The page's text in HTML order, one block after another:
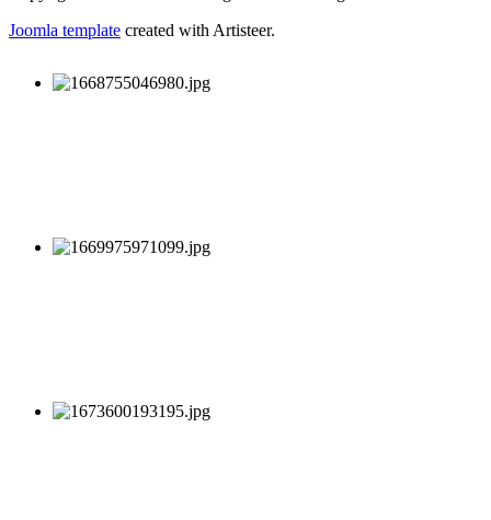
Joomla template created with Artisteer.